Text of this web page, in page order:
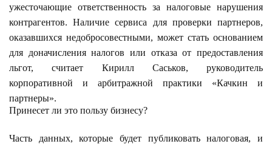
ужесточающие ответственность за налоговые нарушения
контрагентов. Наличие сервиса для проверки партнеров,
оказавшихся недобросовестными, может стать основанием
для доначисления налогов или отказа от предоставления
льгот, считает Кирилл Саськов, руководитель
корпоративной и арбитражной практики «Качкин и
партнеры».
Принесет ли это пользу бизнесу?
Часть данных, которые будет публиковать налоговая, и